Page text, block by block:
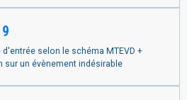
selon le schéma MTEVD +
sur un évènement indésirable